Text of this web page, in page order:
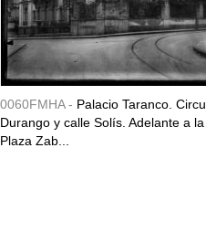
0060FMHA - Palacio Taranco.
Durango y calle Solís. Adelante a
Plaza Zab...